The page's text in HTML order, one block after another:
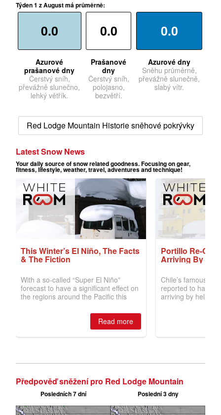
Týden 1 z August má průměrně:
0.0
Azurové
prašanové dny
Čerstvý sníh,
převážně slunečno,
lehký větřík.
0.0
Prašanové
dny
Čerstvý sníh,
polojasno,
bezvětří.
0.0
Azurové dny
Sněhu průměrně,
převážně slunečně,
slabý vítr.
Red Lodge Mountain Historie sněhové pokrývky
Předpověď sněžení pro Red Lodge Mountain
Posledních 7 dní Poslední 3 dny